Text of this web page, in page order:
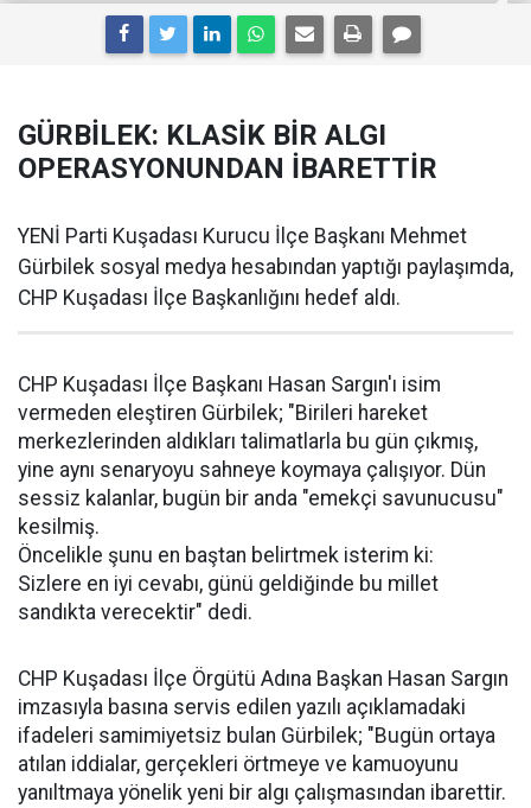
GÜRBİLEK: KLASİK BİR ALGI
OPERASYONUNDAN İBARETTİR
YENİ Parti Kuşadası Kurucu İlçe Başkanı Mehmet
Gürbilek sosyal medya hesabından yaptığı paylaşımda,
CHP Kuşadası İlçe Başkanlığını hedef aldı.
CHP Kuşadası İlçe Başkanı Hasan Sargın'ı isim
vermeden eleştiren Gürbilek; "Birileri hareket
merkezlerinden aldıkları talimatlarla bu gün çıkmış,
yine aynı senaryoyu sahneye koymaya çalışıyor. Dün
sessiz kalanlar, bugün bir anda "emekçi savunucusu"
kesilmiş.
Öncelikle şunu en baştan belirtmek isterim ki:
Sizlere en iyi cevabı, günü geldiğinde bu millet
sandıkta verecektir" dedi.
CHP Kuşadası İlçe Örgütü Adına Başkan Hasan Sargın
imzasıyla basına servis edilen yazılı açıklamadaki
ifadeleri samimiyetsiz bulan Gürbilek; "Bugün ortaya
atılan iddialar, gerçekleri örtmeye ve kamuoyunu
yanıltmaya yönelik yeni bir algı çalışmasından ibarettir.